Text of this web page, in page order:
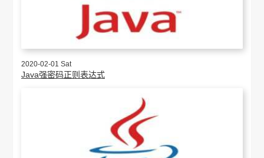
2020-02-01 Sat
Java强密码正则表达式